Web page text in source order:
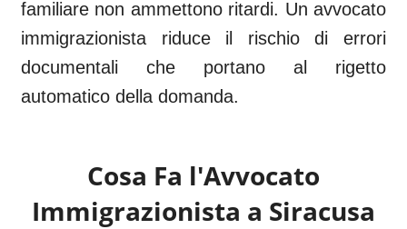
familiare non ammettono ritardi. Un avvocato
immigrazionista riduce il rischio di errori
documentali che portano al rigetto
automatico della domanda.
Cosa Fa l'Avvocato
Immigrazionista a Siracusa